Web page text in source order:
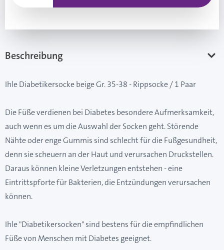
Beschreibung
Ihle Diabetikersocke beige Gr. 35-38 - Rippsocke / 1 Paar
Die Füße verdienen bei Diabetes besondere Aufmerksamkeit,
auch wenn es um die Auswahl der Socken geht. Störende
Nähte oder enge Gummis sind schlecht für die Fußgesundheit,
denn sie scheuern an der Haut und verursachen Druckstellen.
Daraus können kleine Verletzungen entstehen - eine
Eintrittspforte für Bakterien, die Entzündungen verursachen
können.
Ihle "Diabetikersocken" sind bestens für die empfindlichen
Füße von Menschen mit Diabetes geeignet.